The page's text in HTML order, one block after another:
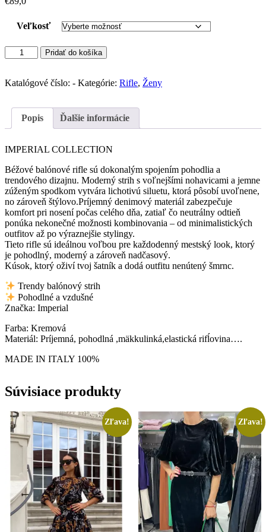
Veľkosť
množstvo
IMPERIAL
Fit
Pridať do košíka
Katalógové číslo: - Kategórie: Rifle, Ženy
Popis Ďalšie informácie
IMPERIAL COLLECTION
Béžové balónové rifle sú dokonalým spojením pohodlia a
trendového dizajnu. Moderný strih s voľnejšími nohavicami a jemne
zúženým spodkom vytvára lichotivú siluetu, ktorá pôsobí uvoľnene,
no zároveň štýlovo.Príjemný denimový materiál zabezpečuje
komfort pri nosení počas celého dňa, zatiaľ čo neutrálny odtieň
ponúka nekonečné možnosti kombinovania – od minimalistických
outfitov až po výraznejšie stylingy.
Tieto rifle sú ideálnou voľbou pre každodenný mestský look, ktorý
je pohodlný, moderný a zároveň nadčasový.
Kúsok, ktorý oživí tvoj šatník a dodá outfitu nenútený šmrnc.
Trendy balónový strih
Pohodlné a vzdušné
Značka: Imperial
Farba: Kremová
Materiál: Príjemná, pohodlná ,mäkkulinká,elastická rifĺovina….
MADE IN ITALY 100%
Súvisiace produkty
Zľava! Zľava!